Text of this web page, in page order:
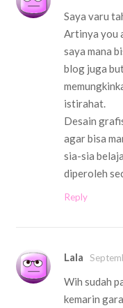
Saya varu
Artinya you
saya mana
blog juga
istirahat.
Desain
agar bisa
sia-sia
diperoleh
Reply
Lala
Wih sudah
kemarin